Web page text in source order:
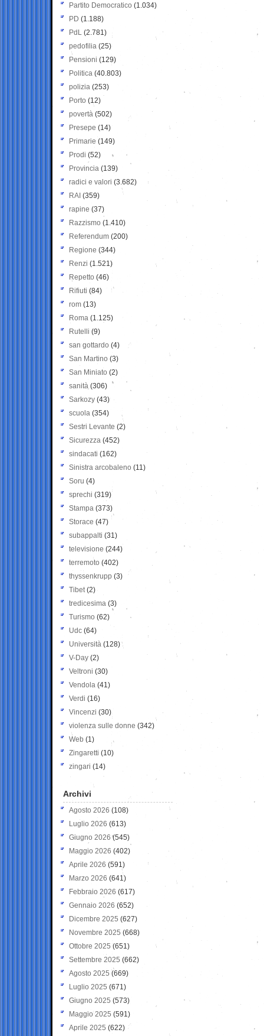
Partito Democratico (1.034)
PD (1.188)
PdL (2.781)
pedofilia (25)
Pensioni (129)
Politica (40.803)
polizia (253)
Porto (12)
povertà (502)
Presepe (14)
Primarie (149)
Prodi (52)
Provincia (139)
radici e valori (3.682)
RAI (359)
rapine (37)
Razzismo (1.410)
Referendum (200)
Regione (344)
Renzi (1.521)
Repetto (46)
Rifiuti (84)
rom (13)
Roma (1.125)
Rutelli (9)
san gottardo (4)
San Martino (3)
San Miniato (2)
sanità (306)
Sarkozy (43)
scuola (354)
Sestri Levante (2)
Sicurezza (452)
sindacati (162)
Sinistra arcobaleno (11)
Soru (4)
sprechi (319)
Stampa (373)
Storace (47)
subappalti (31)
televisione(244)
terremoto (402)
thyssenkrupp (3)
Tibet(2)
tredicesima (3)
Turismo (62)
Udc (64)
Università (128)
V-Day (2)
Veltroni (30)
Vendola (41)
Verdi (16)
Vincenzi (30)
violenza sulle donne (342)
Web (1)
Zingaretti (10)
zingari (14)
Archivi
Agosto 2026 (108)
Luglio 2026 (613)
Giugno 2026 (545)
Maggio 2026 (402)
Aprile 2026 (591)
Marzo 2026 (641)
Febbraio 2026 (617)
Gennaio 2026 (652)
Dicembre 2025 (627)
Novembre 2025 (668)
Ottobre 2025 (651)
Settembre 2025 (662)
Agosto 2025 (669)
Luglio 2025 (671)
Giugno 2025 (573)
Maggio 2025 (591)
Aprile 2025 (622)